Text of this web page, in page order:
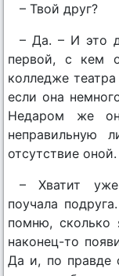
– Твой друг?
– Да. – И это
первой, с кем
колледже
если она
Недаром же
неправильную
отсутствие оной.
– Хватит
поучала
помню, сколько
наконец-то
Да и, по правде